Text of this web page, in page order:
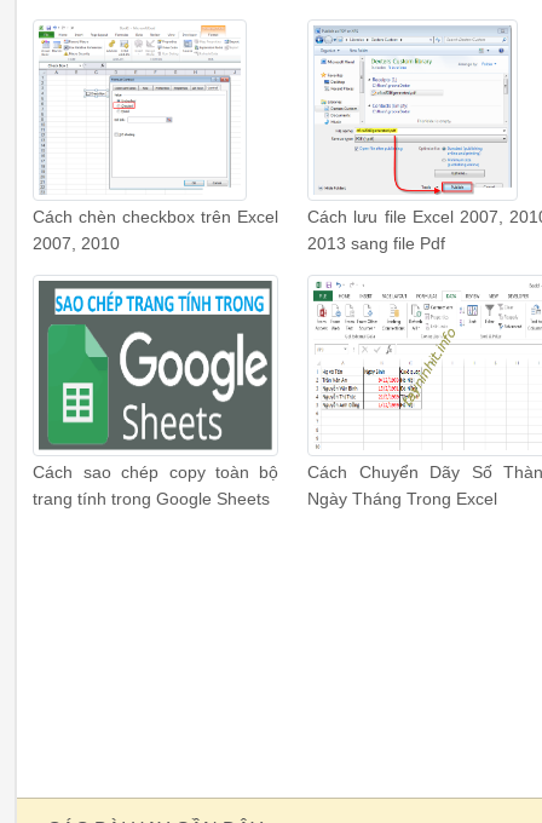
Cách chèn checkbox trên Excel
2007, 2010
Cách lưu file Excel 2007,
2013 sang file Pdf
Cách sao chép copy toàn bộ
trang tính trong Google Sheets
Cách Chuyển Dãy Số
Ngày Tháng Trong Excel